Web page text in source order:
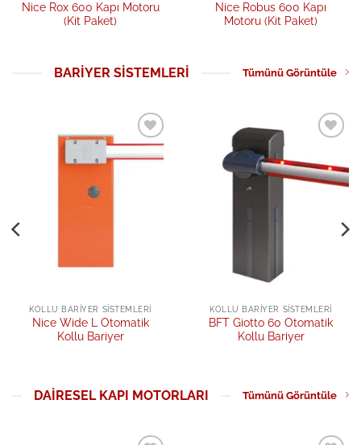
Nice Rox 600 Kapı Motoru
(Kit Paket)
Nice Robus 600 Kapı
Motoru (Kit Paket)
BARIYER SISTEMLERI Tümünü Görüntüle
Add to
wishlist
KOLLU BARIYER SISTEMLERI
Nice Wide L Otomatik
Kollu Bariyer
wishlist
KOLLU BARIYER SISTEMLERI
BFT Giotto 60 Otomatik
Kollu Bariyer
DAIRESEL KAPI MOTORLARI Tümünü Görüntüle